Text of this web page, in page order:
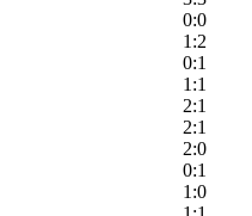
0:0
1:2
0:1
1:1
2:1
2:1
2:0
0:1
1:0